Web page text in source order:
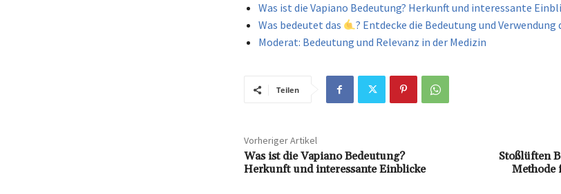
Was ist die Vapiano Bedeutung? Herkunft und interessante
Was bedeutet das
? Entdecke die Bedeutung und Verwendung
Moderat: Bedeutung und Relevanz in der Medizin
Teilen
Vorheriger Artikel
Was ist die Vapiano Bedeutung?
Herkunft und interessante Einblicke
Stoßlüften
Methode